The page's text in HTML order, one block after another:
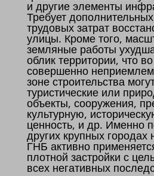
и другие элементы
Требует
трудовых затрат
улицы. Кроме того,
земляные работы
облик территории, что
совершенно
зоне строительства
туристические или
объекты, сооружения,
культурную,
ценность, и др. Именно
других крупных
ГНБ активно
плотной застройки с
всех негативных